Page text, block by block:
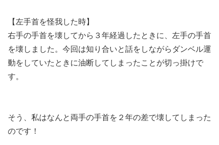
【左手首を怪我した時】
右手の手首を壊してから３年経過したときに、左手の手首
を壊しました。今回は知り合いと話をしながらダンベル運
動をしていたときに油断してしまったことが切っ掛けで
す。
そう、私はなんと両手の手首を２年の差で壊してしまった
のです！